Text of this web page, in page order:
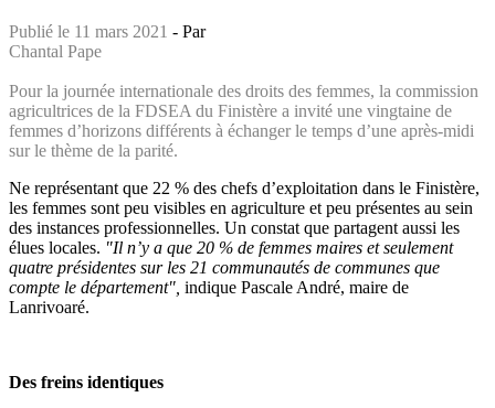
Publié le 11 mars 2021 - Par
Chantal Pape
Pour la journée internationale des droits des femmes, la commission
agricultrices de la FDSEA du Finistère a invité une vingtaine de
femmes d’horizons différents à échanger le temps d’une après-midi
sur le thème de la parité.
Ne représentant que 22 % des chefs d’exploitation dans le Finistère,
les femmes sont peu visibles en agriculture et peu présentes au sein
des instances professionnelles. Un constat que partagent aussi les
élues locales. "Il n’y a que 20 % de femmes maires et seulement
quatre présidentes sur les 21 communautés de communes que
compte le département", indique Pascale André, maire de
Lanrivoaré.
Des freins identiques